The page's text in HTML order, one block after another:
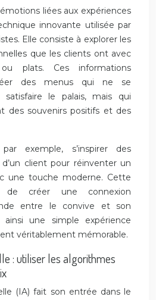
liées aux expériences
innovante utilisée par
Elle consiste à explorer les
que les clients ont avec
plats. Ces informations
des menus qui ne se
le palais, mais qui
des souvenirs positifs et des
exemple, s’inspirer des
d’un client pour réinventer un
une touche moderne. Cette
de créer une connexion
entre le convive et son
ainsi une simple expérience
véritablement mémorable.
: utiliser les algorithmes
(IA) fait son entrée dans le